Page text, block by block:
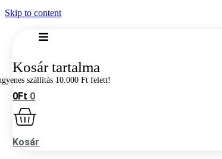
Skip to content
0Ft 0
Kosár